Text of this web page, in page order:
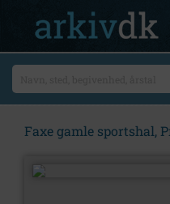
Faxe gamle sportshal,